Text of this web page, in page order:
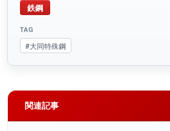
鉄鋼
TAG
#大同特殊鋼
関連記事